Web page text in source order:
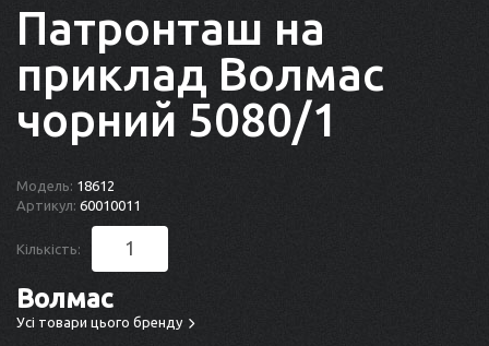
Патронташ на
приклад Волмас
чорний 5080/1
Модель: 18612
Артикул: 60010011
Кількість:
Волмас
Усі товари цього бренду